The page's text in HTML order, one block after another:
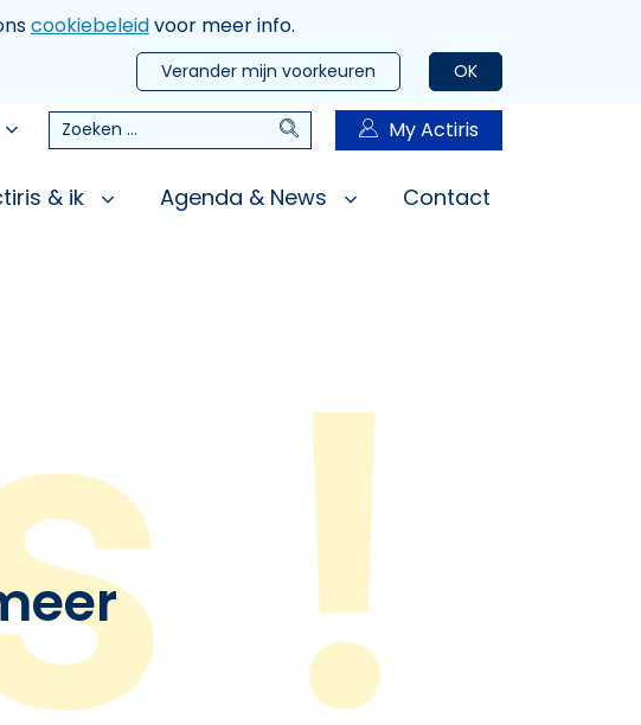
cookiebeleidvoor meer info.
OK
Verander mijn voorkeuren
Zoeken Zoeken My Actiris
& ik Agenda & News Contact